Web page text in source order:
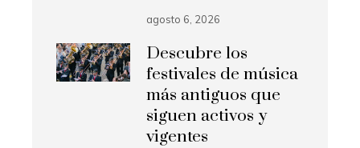
agosto 6, 2026
Descubre los
festivales de música
más antiguos que
siguen activos y
vigentes